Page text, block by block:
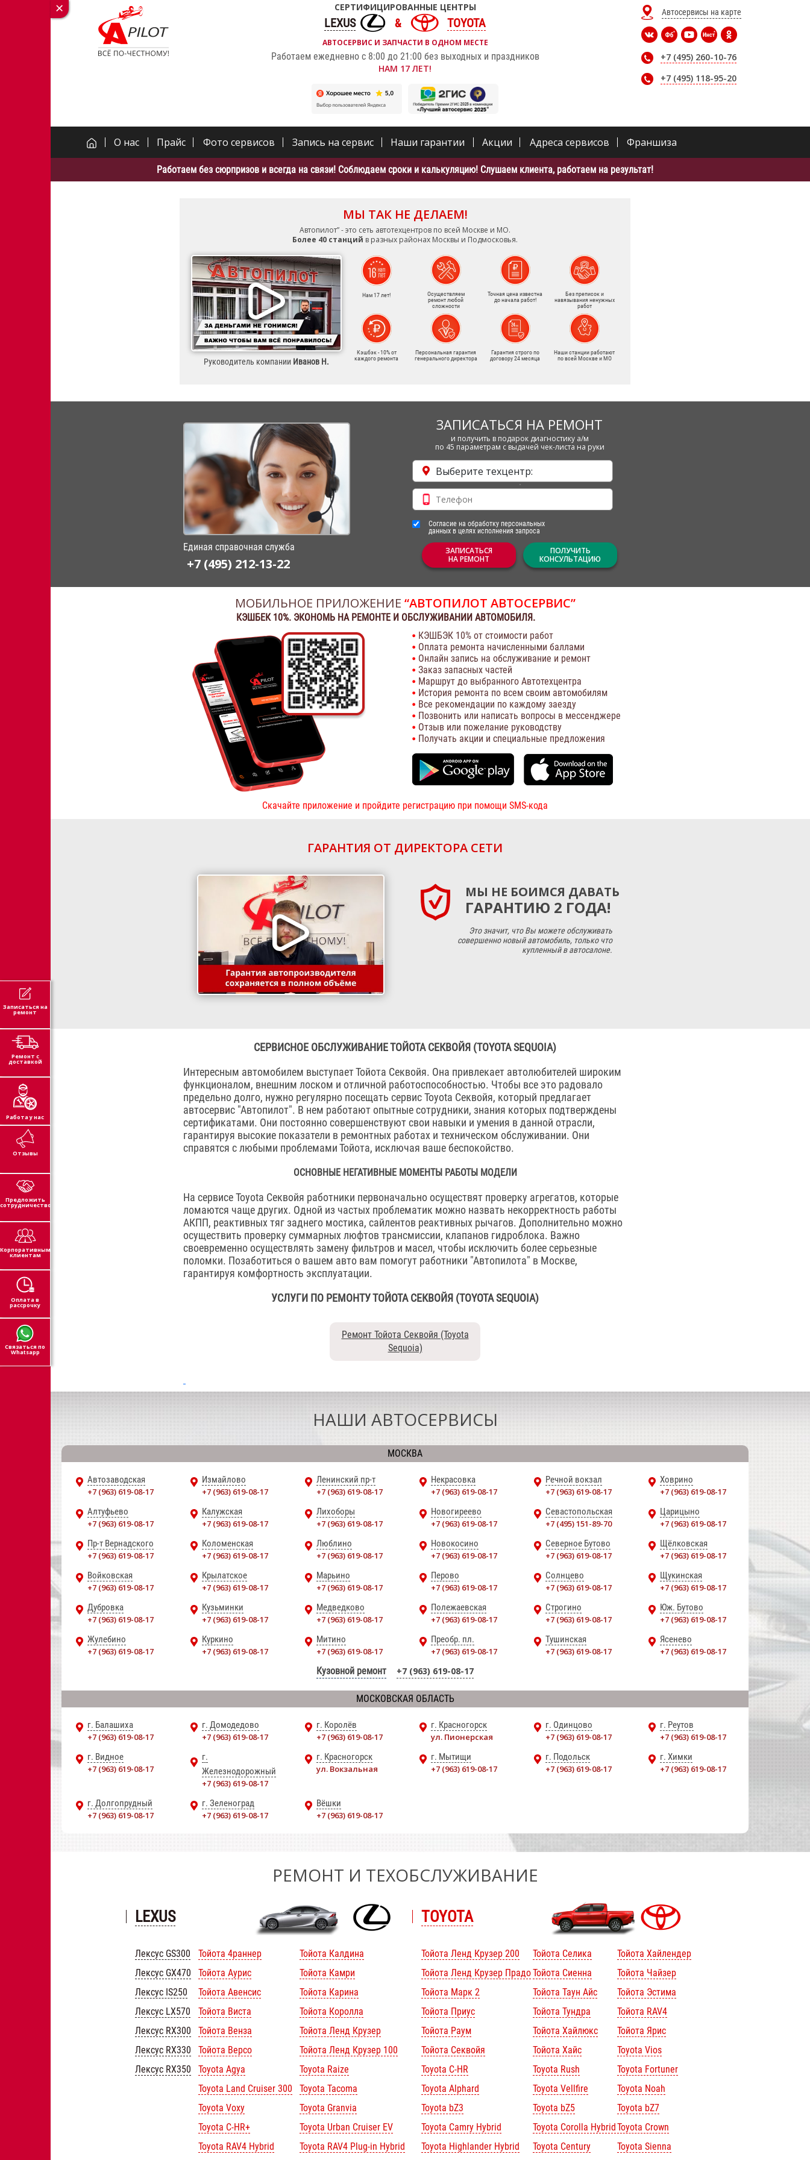
СЕРТИФИЦИРОВАННЫЕ ЦЕНТРЫ
LEXUS TOYOTA
АВТОСЕРВИС И ЗАПЧАСТИ В ОДНОМ МЕСТЕ
Работаем ежедневно с 8:00 до 21:00 без выходных и праздников
НАМ 17 ЛЕТ!
Автосервисы на карте
+7 (495) 260-10-76
+7 (495) 118-95-20
О нас Прайс Фото сервисов Запись на сервис Наши гарантии Акции Адреса сервисов Франшиза
Работаем без сюрпризов и всегда на связи! Соблюдаем сроки и калькуляцию! Слушаем клиента, работаем на результат!
МЫ ТАК НЕ ДЕЛАЕМ!
Автопилот” - это сеть автотехцентров по всей Москве и МО.
Более 40 станций в разных районах Москвы и Подмосковья.
Руководитель компании Иванов Н.
Нам 17 лет!
Осуществляем
ремонт любой
сложности
Точная цена известна
до начала работ!
Без преписок и
навязывания ненужных
работ
Кэшбэк - 10% от
каждого ремонта
Персональная гарантия
генерального директора
Гарантия строго по
договору 24 месяца
Наши станции работают
по всей Москве и МО
Единая справочная служба
+7 (495) 212-13-22
ЗАПИСАТЬСЯ НА РЕМОНТ
и получить в подарок диагностику а/м
по 45 параметрам с выдачей чек-листа на руки
Выберите техцентр:
Согласие на обработку персональных
данных в целях исполнения запроса
ЗАПИСАТЬСЯ
НА РЕМОНТ
ПОЛУЧИТЬ
КОНСУЛЬТАЦИЮ
МОБИЛЬНОЕ ПРИЛОЖЕНИЕ “АВТОПИЛОТ АВТОСЕРВИС”
КЭШБЕК 10%. ЭКОНОМЬ НА РЕМОНТЕ И ОБСЛУЖИВАНИИ АВТОМОБИЛЯ.
КЭШБЭК 10% от стоимости работ
Оплата ремонта начисленными баллами
Онлайн запись на обслуживание и ремонт
Заказ запасных частей
Маршрут до выбранного Автотехцентра
История ремонта по всем своим автомобилям
Все рекомендации по каждому заезду
Позвонить или написать вопросы в мессенджере
Отзыв или пожелание руководству
Получать акции и специальные предложения
Скачайте приложение и пройдите регистрацию при помощи SMS-кода
ГАРАНТИЯ ОТ ДИРЕКТОРА СЕТИ
МЫ НЕ БОИМСЯ ДАВАТЬ
ГАРАНТИЮ 2 ГОДА!
Это значит, что Вы можете обслуживать
совершенно новый автомобиль, только что
купленный в автосалоне.
СЕРВИСНОЕ ОБСЛУЖИВАНИЕ ТОЙОТА СЕКВОЙЯ (TOYOTA SEQUOIA)
Интересным автомобилем выступает Тойота Секвойя. Она привлекает автолюбителей широким
функционалом, внешним лоском и отличной работоспособностью. Чтобы все это радовало
предельно долго, нужно регулярно посещать сервис Toyota Секвойя, который предлагает
автосервис "Автопилот". В нем работают опытные сотрудники, знания которых подтверждены
сертификатами. Они постоянно совершенствуют свои навыки и умения в данной отрасли,
гарантируя высокие показатели в ремонтных работах и техническом обслуживании. Они
справятся с любыми проблемами Тойота, исключая ваше беспокойство.
ОСНОВНЫЕ НЕГАТИВНЫЕ МОМЕНТЫ РАБОТЫ МОДЕЛИ
На сервисе Toyota Секвойя работники первоначально осуществят проверку агрегатов, которые
ломаются чаще других. Одной из частых проблематик можно назвать некорректность работы
АКПП, реактивных тяг заднего мостика, сайлентов реактивных рычагов. Дополнительно можно
осуществить проверку суммарных люфтов трансмиссии, клапанов гидроблока. Важно
своевременно осуществлять замену фильтров и масел, чтобы исключить более серьезные
поломки. Позаботиться о вашем авто вам помогут работники "Автопилота" в Москве,
гарантируя комфортность эксплуатации.
УСЛУГИ ПО РЕМОНТУ ТОЙОТА СЕКВОЙЯ (TOYOTA SEQUOIA)
Ремонт Тойота Секвойя (Toyota
Sequoia)
НАШИ АВТОСЕРВИСЫ
МОСКВА
Автозаводская
+7 (963) 619-08-17
Измайлово
+7 (963) 619-08-17
Ленинский пр-т
+7 (963) 619-08-17
Некрасовка
+7 (963) 619-08-17
Речной вокзал
+7 (963) 619-08-17
Ховрино
+7 (963) 619-08-17
Алтуфьево
+7 (963) 619-08-17
Калужская
+7 (963) 619-08-17
Лихоборы
+7 (963) 619-08-17
Новогиреево
+7 (963) 619-08-17
Севастопольская
+7 (495) 151-89-70
Царицыно
+7 (963) 619-08-17
Пр-т Вернадского
+7 (963) 619-08-17
Коломенская
+7 (963) 619-08-17
Люблино
+7 (963) 619-08-17
Новокосино
+7 (963) 619-08-17
Северное Бутово
+7 (963) 619-08-17
Щёлковская
+7 (963) 619-08-17
Войковская
+7 (963) 619-08-17
Крылатское
+7 (963) 619-08-17
Марьино
+7 (963) 619-08-17
Перово
+7 (963) 619-08-17
Солнцево
+7 (963) 619-08-17
Щукинская
+7 (963) 619-08-17
Дубровка
+7 (963) 619-08-17
Кузьминки
+7 (963) 619-08-17
Медведково
+7 (963) 619-08-17
Полежаевская
+7 (963) 619-08-17
Строгино
+7 (963) 619-08-17
Юж. Бутово
+7 (963) 619-08-17
Жулебино
+7 (963) 619-08-17
Куркино
+7 (963) 619-08-17
Митино
+7 (963) 619-08-17
Преобр. пл.
+7 (963) 619-08-17
Тушинская
+7 (963) 619-08-17
Ясенево
+7 (963) 619-08-17
Кузовной ремонт +7 (963) 619-08-17
МОСКОВСКАЯ ОБЛАСТЬ
г. Балашиха
+7 (963) 619-08-17
г. Домодедово
+7 (963) 619-08-17
г. Королёв
+7 (963) 619-08-17
г. Красногорск
ул. Пионерская
г. Одинцово
+7 (963) 619-08-17
г. Реутов
+7 (963) 619-08-17
г. Видное
+7 (963) 619-08-17
г.
Железнодорожный
+7 (963) 619-08-17
г. Красногорск
ул. Вокзальная
г. Мытищи
+7 (963) 619-08-17
г. Подольск
+7 (963) 619-08-17
г. Химки
+7 (963) 619-08-17
г. Долгопрудный
+7 (963) 619-08-17
г. Зеленоград
+7 (963) 619-08-17
Вёшки
+7 (963) 619-08-17
РЕМОНТ И ТЕХОБСЛУЖИВАНИЕ
LEXUS TOYOTA
Лексус GS300
Лексус GX470
Лексус IS250
Лексус LX570
Лексус RX300
Лексус RX330
Лексус RX350
Тойота 4раннер
Тойота Аурис
Тойота Авенсис
Тойота Виста
Тойота Венза
Тойота Версо
Toyota Agya
Toyota Land Cruiser 300
Toyota Voxy
Toyota C-HR+
Toyota RAV4 Hybrid
Тойота Калдина
Тойота Камри
Тойота Карина
Тойота Королла
Тойота Ленд Крузер
Тойота Ленд Крузер 100
Toyota Raize
Toyota Tacoma
Toyota Granvia
Toyota Urban Cruiser EV
Toyota RAV4 Plug-in Hybrid
Тойота Ленд Крузер 200
Тойота Ленд Крузер Прадо
Тойота Марк 2
Тойота Приус
Тойота Раум
Тойота Секвойя
Toyota C-HR
Toyota Alphard
Toyota bZ3
Toyota Camry Hybrid
Toyota Highlander Hybrid
Тойота Селика
Тойота Сиенна
Тойота Таун Айс
Тойота Тундра
Тойота Хайлюкс
Тойота Хайс
Toyota Rush
Toyota Vellfire
Toyota bZ5
Toyota Corolla Hybrid
Toyota Century
Тойота Хайлендер
Тойота Чайзер
Тойота Эстима
Тойота RAV4
Тойота Ярис
Toyota Vios
Toyota Fortuner
Toyota Noah
Toyota bZ7
Toyota Crown
Toyota Sienna
Записаться на
ремонт
Ремонт с
доставкой
Работа у нас
Отзывы
Предложить
сотрудничество
Корпоративным
клиентам
Оплата в
рассрочку
Связаться по
Whatsapp